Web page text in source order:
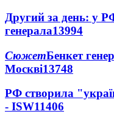
Другий за день: у
генерала13994
СюжетБенкет
Москві13748
РФ створила
- ISW11406